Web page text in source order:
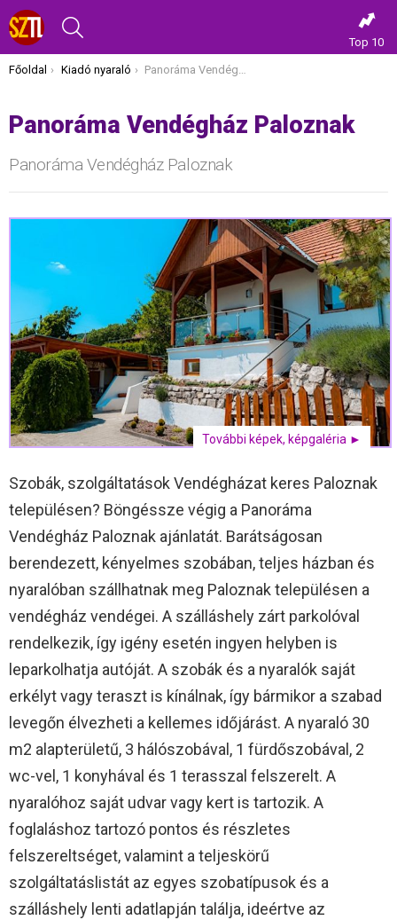
Top 10
Itt vagy most:
Főoldal Kiadó nyaraló Panoráma Vendégház Paloznak
Panoráma Vendégház Paloznak
Panoráma Vendégház Paloznak
További képek, képgaléria ►
Szobák, szolgáltatások Vendégházat keres Paloznak
településen? Böngéssze végig a Panoráma
Vendégház Paloznak ajánlatát. Barátságosan
berendezett, kényelmes szobában, teljes házban és
nyaralóban szállhatnak meg Paloznak településen a
vendégház vendégei. A szálláshely zárt parkolóval
rendelkezik, így igény esetén ingyen helyben is
leparkolhatja autóját. A szobák és a nyaralók saját
erkélyt vagy teraszt is kínálnak, így bármikor a szabad
levegőn élvezheti a kellemes időjárást. A nyaraló 30
m2 alapterületű, 3 hálószobával, 1 fürdőszobával, 2
wc-vel, 1 konyhával és 1 terasszal felszerelt. A
nyaralóhoz saját udvar vagy kert is tartozik. A
foglaláshoz tartozó pontos és részletes
felszereltséget, valamint a teljeskörű
szolgáltatáslistát az egyes szobatípusok és a
szálláshely lenti adatlapján találja, ideértve az